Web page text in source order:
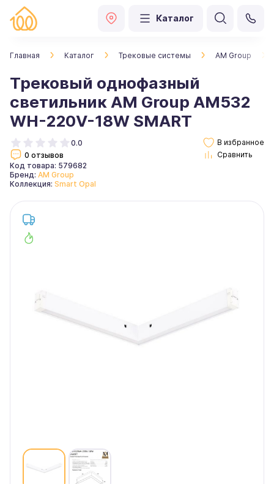
Каталог
Главная Каталог Трековые системы AM Group
Трековый однофазный
светильник AM Group AM532
WH-220V-18W SMART
0.0
0 отзывов
Код товара: 579682
Бренд: AM Group
Коллекция: Smart Opal